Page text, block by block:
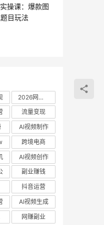
操课：爆款图
目玩法
2026网赚项目
流量变现
AI视频制作
跨境电商
AI视频创作
副业赚钱
抖音运营
AI视频生成
网赚副业